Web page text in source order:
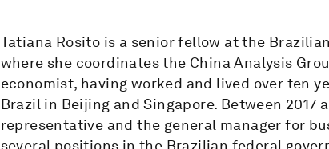
Tatiana Rosito is a senior fellow at the
where she coordinates the China Analysis
economist, having worked and lived over ten
Brazil in Beijing and Singapore. Between 2017
representative and the general manager for
several positions in the Brazilian federal